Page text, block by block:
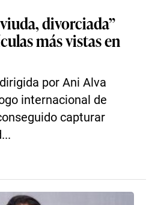
divorciada”
más vistas en
por Ani Alva
internacional de
capturar